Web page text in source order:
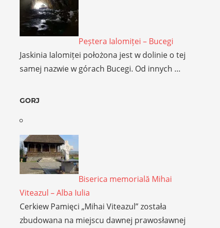
Peștera Ialomiței – Bucegi
Jaskinia Ialomiței położona jest w dolinie o tej
samej nazwie w górach Bucegi. Od innych …
GORJ
Biserica memorială Mihai
Viteazul – Alba Iulia
Cerkiew Pamięci „Mihai Viteazul” została
zbudowana na miejscu dawnej prawosławnej